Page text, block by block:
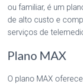
ou familiar, é um
de alto custo e
serviços de
Plano MAX
O plano MAX